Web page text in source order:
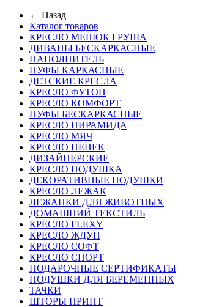
← Назад
Каталог товаров
КРЕСЛО МЕШОК ГРУША
ДИВАНЫ БЕСКАРКАСНЫЕ
НАПОЛНИТЕЛЬ
ПУФЫ КАРКАСНЫЕ
ДЕТСКИЕ КРЕСЛА
КРЕСЛО ФУТОН
КРЕСЛО КОМФОРТ
ПУФЫ БЕСКАРКАСНЫЕ
КРЕСЛО ПИРАМИДА
КРЕСЛО МЯЧ
КРЕСЛО ПЕНЕК
ДИЗАЙНЕРСКИЕ
КРЕСЛО ПОДУШКА
ДЕКОРАТИВНЫЕ ПОДУШКИ
КРЕСЛО ЛЕЖАК
ЛЕЖАНКИ ДЛЯ ЖИВОТНЫХ
ДОМАШНИЙ ТЕКСТИЛЬ
КРЕСЛО FLEXY
КРЕСЛО ЖДУН
КРЕСЛО СОФТ
КРЕСЛО СПОРТ
ПОДАРОЧНЫЕ СЕРТИФИКАТЫ
ПОДУШКИ ДЛЯ БЕРЕМЕННЫХ
ТАЧКИ
ШТОРЫ ПРИНТ